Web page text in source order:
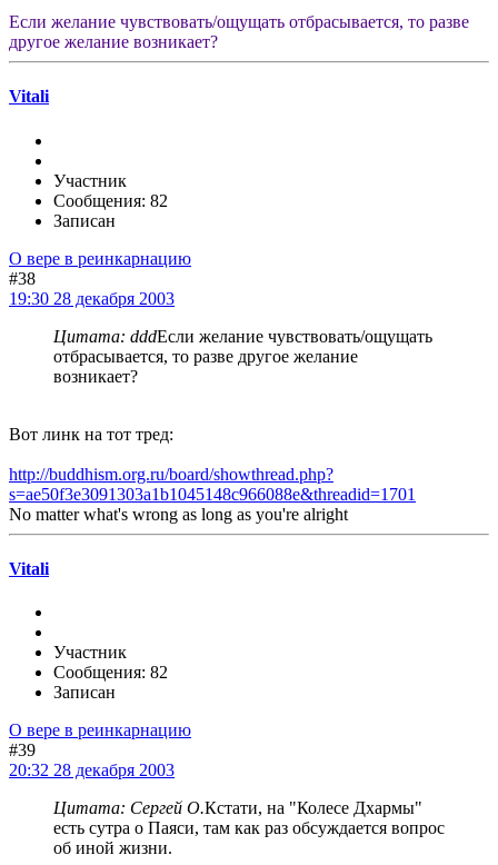
Если желание чувствовать/ощущать отбрасывается, то разве
другое желание возникает?
Vitali
Участник
Сообщения: 82
Записан
О вере в реинкарнацию
#38
19:30 28 декабря 2003
Цитата: dddЕсли желание чувствовать/ощущать
отбрасывается, то разве другое желание
возникает?
Вот линк на тот тред:
http://buddhism.org.ru/board/showthread.php?
s=ae50f3e3091303a1b1045148c966088e&threadid=1701
No matter what's wrong as long as you're alright
Vitali
Участник
Сообщения: 82
Записан
О вере в реинкарнацию
#39
20:32 28 декабря 2003
Цитата: Сергей О.Кстати, на "Колесе Дхармы"
есть сутра о Паяси, там как раз обсуждается вопрос
об иной жизни.